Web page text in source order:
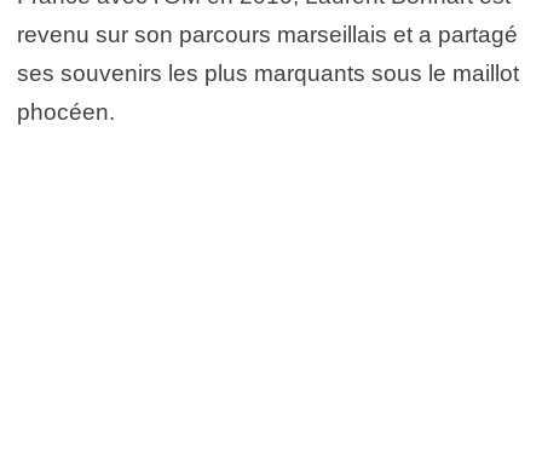
revenu sur son parcours marseillais et a partagé
ses souvenirs les plus marquants sous le maillot
phocéen.